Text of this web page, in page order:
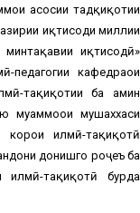
асосии тадқиқотии
иқтисоди миллии
минтақавии иқтисодӣ»
кафедраҳои
таҳқиқотии ба ҳамин
муаммоҳои мушаххаси
илмӣ-таҳқиқотӣ
донишгоҳ роҷеъ ба
таҳқиқотӣ бурда